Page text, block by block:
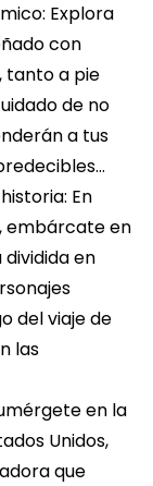
Explora
con
tanto a pie
de no
a tus
En
embárcate en
en
del viaje de
las
en la
Unidos,
que